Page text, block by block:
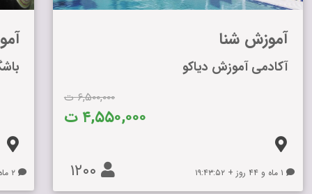
آموزش شنا
آکادمی آموزش دیاکو
۶,۵۰۰,۰۰۰ ت
۴,۵۵۰,۰۰۰ ت
۱ ماه و ۴۴ روز + ۱۹:۴۳:۵۲ ۱۲۰۰ ۲ ماه و ۷۲ روز + ۲۰:۴۳:۵۲